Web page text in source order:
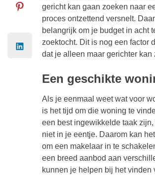
gericht kan gaan zoeken naar
proces ontzettend versnelt.
belangrijk om je budget in acht
zoektocht. Dit is nog een factor
dat je alleen maar gerichter kan
Een geschikte
Als je eenmaal weet wat voor
is het tijd om die woning te
een best ingewikkelde taak
niet in je eentje. Daarom kan
om een makelaar in te
een breed aanbod aan
kunnen je helpen bij het vinden